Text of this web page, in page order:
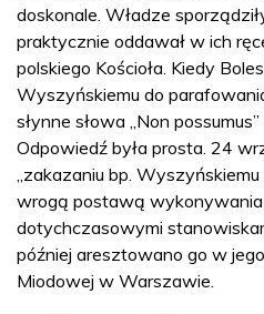
doskonale. Władze
praktycznie oddawał w ich
polskiego Kościoła. Kiedy
Wyszyńskiemu do
słynne słowa „Non
Odpowiedź była prosta. 24
„zakazaniu bp.
wrogą postawą
dotychczasowymi
później aresztowano go w
Miodowej w Warszawie.